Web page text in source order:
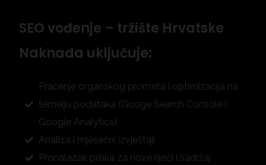
SEO vođenje – tržište Hrvatske
Naknada uključuje:
Praćenje organskog prometa i optimizacija na
temelju podataka (Googe Search Console i
Google Analytics)
Analiza i mjesečni izvještaji
Pronalazak prilika za nove riječi i sadržaj